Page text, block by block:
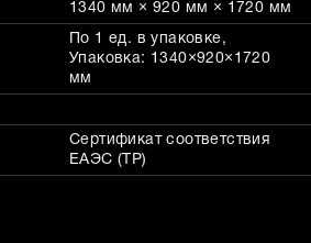
1340 мм × 920 мм × 1720 мм
По 1 ед. в упаковке,
Упаковка: 1340×920×1720
мм
Сертификат соответствия
ЕАЭС (ТР)